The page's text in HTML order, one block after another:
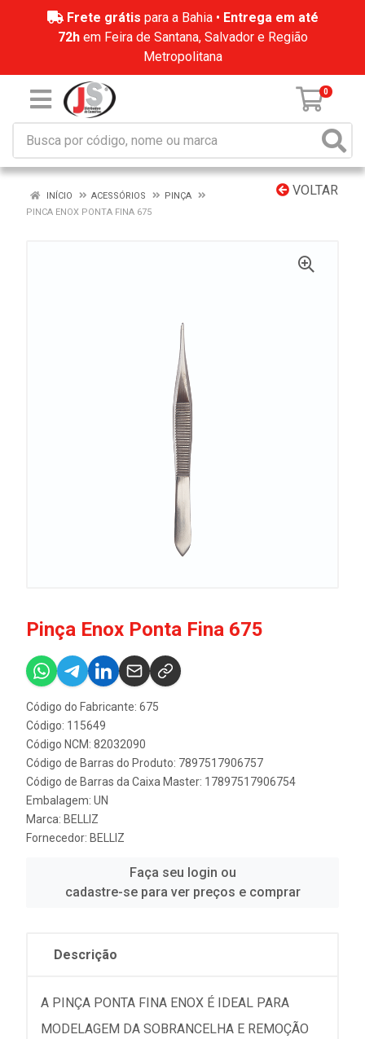
Frete grátis para a Bahia • Entrega em até
72hem Feira de Santana, Salvador e Região
Metropolitana
0
VOLTAR
INÍCIO ACESSÓRIOS
PINÇA
PINCA ENOX PONTA FINA 675
Pinça Enox Ponta Fina 675
Código do Fabricante: 675
Código: 115649
Código NCM: 82032090
Código de Barras do Produto: 7897517906757
Código de Barras da Caixa Master: 17897517906754
Embalagem: UN
Marca: BELLIZ
Fornecedor: BELLIZ
Faça seu login ou
cadastre-se para ver preços e comprar
Descrição
A PINÇA PONTA FINA ENOX É IDEAL PARA
MODELAGEM DA SOBRANCELHA E REMOÇÃO